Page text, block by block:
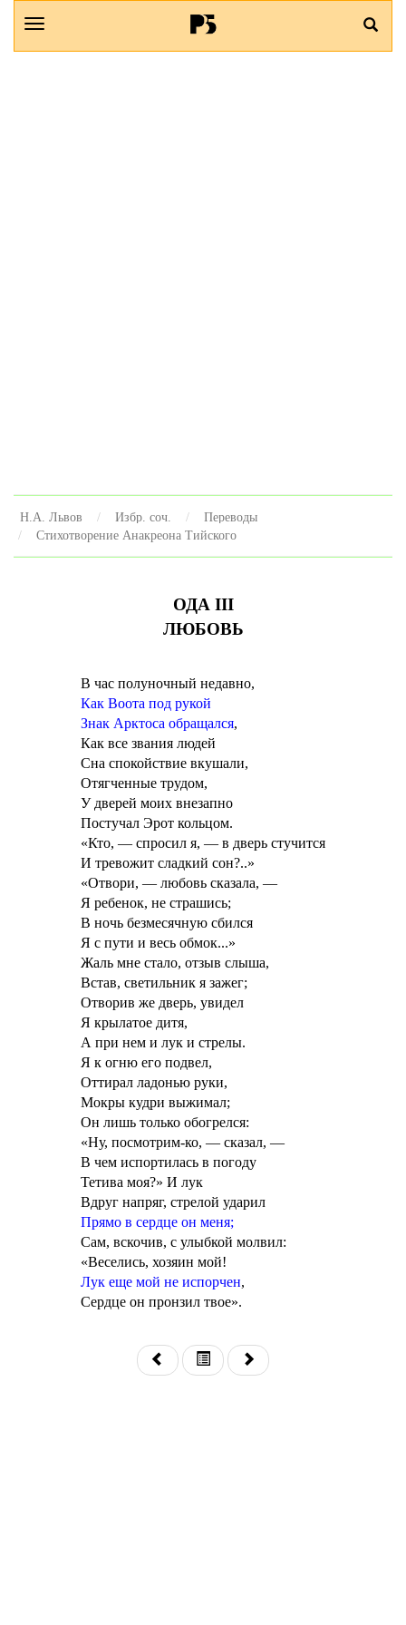
Н.А. Львов Избр. соч.
Переводы
Стихотворение Анакреона Тийского
ОДА III
ЛЮБОВЬ
В час полуночный недавно,
Как Воота под рукой
Знак Арктоса обращался,
Как все звания людей
Сна спокойствие вкушали,
Отягченные трудом,
У дверей моих внезапно
Постучал Эрот кольцом.
«Кто, — спросил я, — в дверь стучится
И тревожит сладкий сон?..»
«Отвори, — любовь сказала, —
Я ребенок, не страшись;
В ночь безмесячную сбился
Я с пути и весь обмок...»
Жаль мне стало, отзыв слыша,
Встав, светильник я зажег;
Отворив же дверь, увидел
Я крылатое дитя,
А при нем и лук и стрелы.
Я к огню его подвел,
Оттирал ладонью руки,
Мокры кудри выжимал;
Он лишь только обогрелся:
«Ну, посмотрим-ко, — сказал, —
В чем испортилась в погоду
Тетива моя?» И лук
Вдруг напряг, стрелой ударил
Прямо в сердце он меня;
Сам, вскочив, с улыбкой молвил:
«Веселись, хозяин мой!
Лук еще мой не испорчен,
Сердце он пронзил твое».